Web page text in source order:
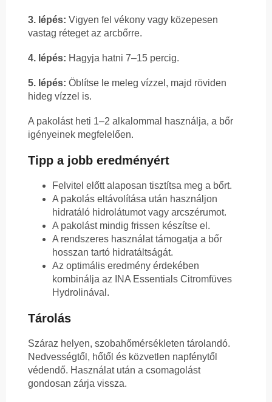
3. lépés: Vigyen fel vékony vagy közepesen
vastag réteget az arcbőrre.
4. lépés: Hagyja hatni 7–15 percig.
5. lépés: Öblítse le meleg vízzel, majd röviden
hideg vízzel is.
A pakolást heti 1–2 alkalommal használja, a bőr
igényeinek megfelelően.
Tipp a jobb eredményért
Felvitel előtt alaposan tisztítsa meg a bőrt.
A pakolás eltávolítása után használjon
hidratáló hidrolátumot vagy arcszérumot.
A pakolást mindig frissen készítse el.
A rendszeres használat támogatja a bőr
hosszan tartó hidratáltságát.
Az optimális eredmény érdekében
kombinálja az INA Essentials Citromfüves
Hydrolinával.
Tárolás
Száraz helyen, szobahőmérsékleten tárolandó.
Nedvességtől, hőtől és közvetlen napfénytől
védendő. Használat után a csomagolást
gondosan zárja vissza.